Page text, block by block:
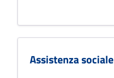
Assistenza sociale